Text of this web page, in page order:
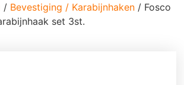
/ Bevestiging / Karabijnhaken / Fosco
set 3st.